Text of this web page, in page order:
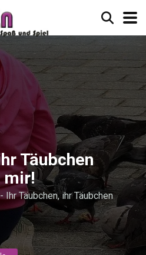
Täubchen
mir!
Ihr Täubchen, ihr Täubchen